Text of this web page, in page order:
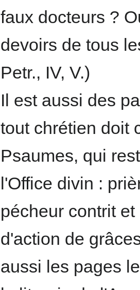
faux docteurs ?
devoirs de tous
Petr., IV, V.)
Il est aussi des
tout chrétien doit
Psaumes, qui
l'Office divin :
pécheur contrit
d'action de
aussi les pages